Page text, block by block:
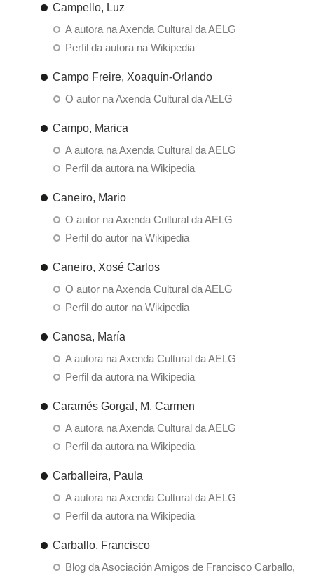
Campello, Luz
A autora na Axenda Cultural da AELG
Perfil da autora na Wikipedia
Campo Freire, Xoaquín-Orlando
O autor na Axenda Cultural da AELG
Campo, Marica
A autora na Axenda Cultural da AELG
Perfil da autora na Wikipedia
Caneiro, Mario
O autor na Axenda Cultural da AELG
Perfil do autor na Wikipedia
Caneiro, Xosé Carlos
O autor na Axenda Cultural da AELG
Perfil do autor na Wikipedia
Canosa, María
A autora na Axenda Cultural da AELG
Perfil da autora na Wikipedia
Caramés Gorgal, M. Carmen
A autora na Axenda Cultural da AELG
Perfil da autora na Wikipedia
Carballeira, Paula
A autora na Axenda Cultural da AELG
Perfil da autora na Wikipedia
Carballo, Francisco
Blog da Asociación Amigos de Francisco Carballo,